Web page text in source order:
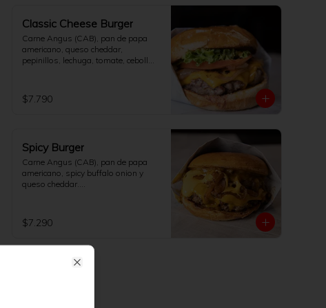
Classic Cheese Burger
Carne Angus (CAB), pan de papa
americano, queso cheddar,
pepinillos, lechuga, tomate, cebolla
[No incluye papas fritas]
$7.790
Spicy Burger
Carne Angus (CAB), pan de papa
americano, spicy buffalo onion y
queso cheddar.
$7.290